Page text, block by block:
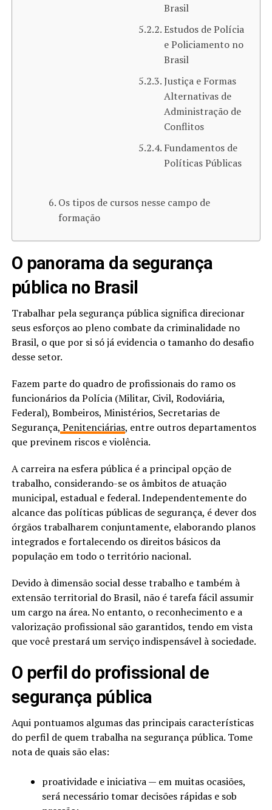
Brasil
Estudos de Polícia
e Policiamento no
Brasil
Justiça e Formas
Alternativas de
Administração de
Conflitos
Fundamentos de
Políticas Públicas
Os tipos de cursos nesse campo de
formação
O panorama da segurança
pública no Brasil
Trabalhar pela segurança pública significa direcionar
seus esforços ao pleno combate da criminalidade no
Brasil, o que por si só já evidencia o tamanho do desafio
desse setor.
Fazem parte do quadro de profissionais do ramo os
funcionários da Polícia (Militar, Civil, Rodoviária,
Federal), Bombeiros, Ministérios, Secretarias de
Segurança, Penitenciárias, entre outros departamentos
que previnem riscos e violência.
A carreira na esfera pública é a principal opção de
trabalho, considerando-se os âmbitos de atuação
municipal, estadual e federal. Independentemente do
alcance das políticas públicas de segurança, é dever dos
órgãos trabalharem conjuntamente, elaborando planos
integrados e fortalecendo os direitos básicos da
população em todo o território nacional.
Devido à dimensão social desse trabalho e também à
extensão territorial do Brasil, não é tarefa fácil assumir
um cargo na área. No entanto, o reconhecimento e a
valorização profissional são garantidos, tendo em vista
que você prestará um serviço indispensável à sociedade.
O perfil do profissional de
segurança pública
Aqui pontuamos algumas das principais características
do perfil de quem trabalha na segurança pública. Tome
nota de quais são elas:
proatividade e iniciativa — em muitas ocasiões,
será necessário tomar decisões rápidas e sob